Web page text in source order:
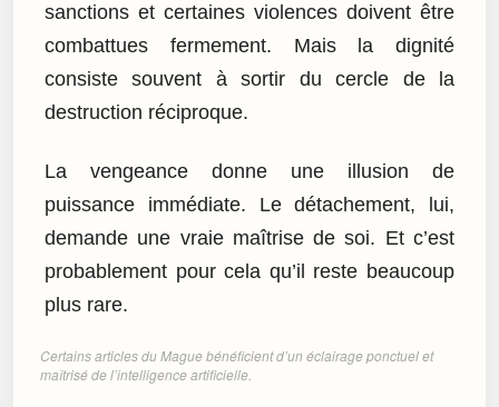
sanctions et certaines violences doivent être
combattues fermement. Mais la dignité
consiste souvent à sortir du cercle de la
destruction réciproque.
La vengeance donne une illusion de
puissance immédiate. Le détachement, lui,
demande une vraie maîtrise de soi. Et c’est
probablement pour cela qu’il reste beaucoup
plus rare.
Certains articles du Mague bénéficient d’un éclairage ponctuel et
maîtrisé de l’intelligence artificielle.